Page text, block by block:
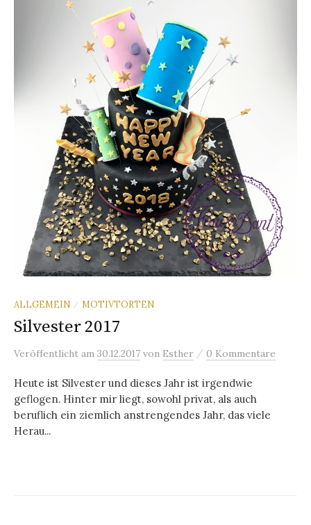
ALLGEMEIN / MOTIVTORTEN
Silvester 2017
Veröffentlicht am 30.12.2017 von Esther / 0 Kommentare
Heute ist Silvester und dieses Jahr ist irgendwie
geflogen. Hinter mir liegt, sowohl privat, als auch
beruflich ein ziemlich anstrengendes Jahr, das viele
Herau...